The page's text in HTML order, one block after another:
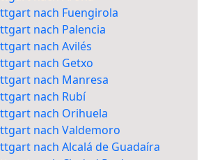
nach Fuengirola
nach Palencia
nach Avilés
nach Getxo
nach Manresa
nach Rubí
nach Orihuela
nach Valdemoro
nach Alcalá de Guadaíra